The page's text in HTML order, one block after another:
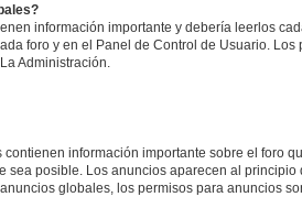
información importante y debería leerlos
foro y en el Panel de Control de Usuario. Los
Administración.
contienen información importante sobre el foro
sea posible. Los anuncios aparecen al
globales, los permisos para anuncios